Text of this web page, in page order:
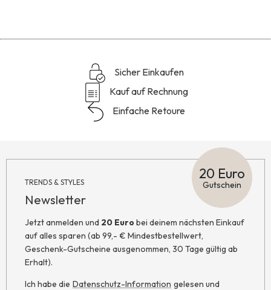
Sicher Einkaufen
Kauf auf Rechnung
Einfache Retoure
TRENDS & STYLES
Newsletter
20 Euro
Gutschein
Jetzt anmelden und 20 Eurobei deinem nächsten Einkauf
auf alles sparen (ab 99,- € Mindestbestellwert,
Geschenk-Gutscheine ausgenommen, 30 Tage gültig ab
Erhalt).
Ich habe die Datenschutz-Information gelesen und